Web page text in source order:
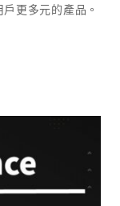
更多元的產品。